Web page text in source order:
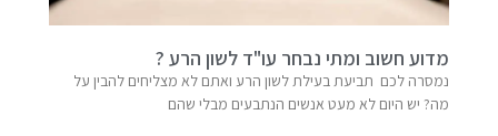
מדוע חשוב ומתי נבחר עו"ד לשון הרע ?
נמסרה לכם תביעת בעילת לשון הרע ואתם לא מצליחים להבין על
מה? יש היום לא מעט אנשים הנתבעים מבלי שהם